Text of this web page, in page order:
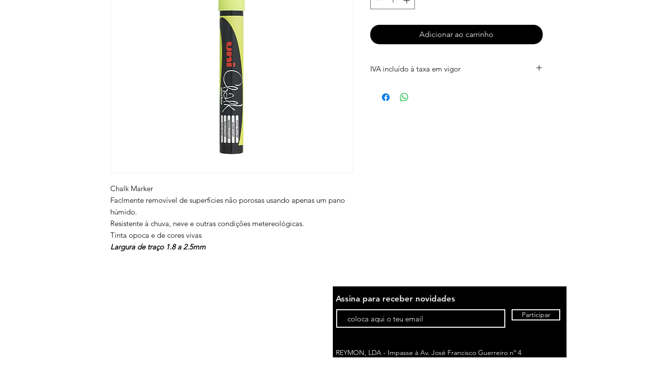
Chalk Marker
Faclmente removível de superfícies não porosas usando apenas um pano
húmido.
Resistente à chuva, neve e outras condições metereológicas.
Tinta opoca e de cores vivas
Largura de traço 1.8 a 2.5mm
Adicionar ao carrinho
IVA incluído à taxa em vigor
Assina para receber novidades
Participar
REYMON, LDA - Impasse à Av. José Francisco Guerreiro nº 4